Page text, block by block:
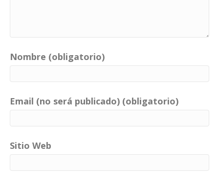
Nombre (obligatorio)
Email (no será publicado) (obligatorio)
Sitio Web